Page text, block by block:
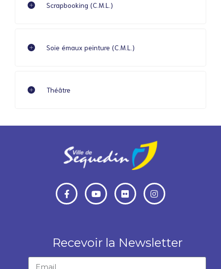
Scrapbooking (C.M.L.)
Soie émaux peinture (C.M.L.)
Théâtre
Recevoir la Newsletter